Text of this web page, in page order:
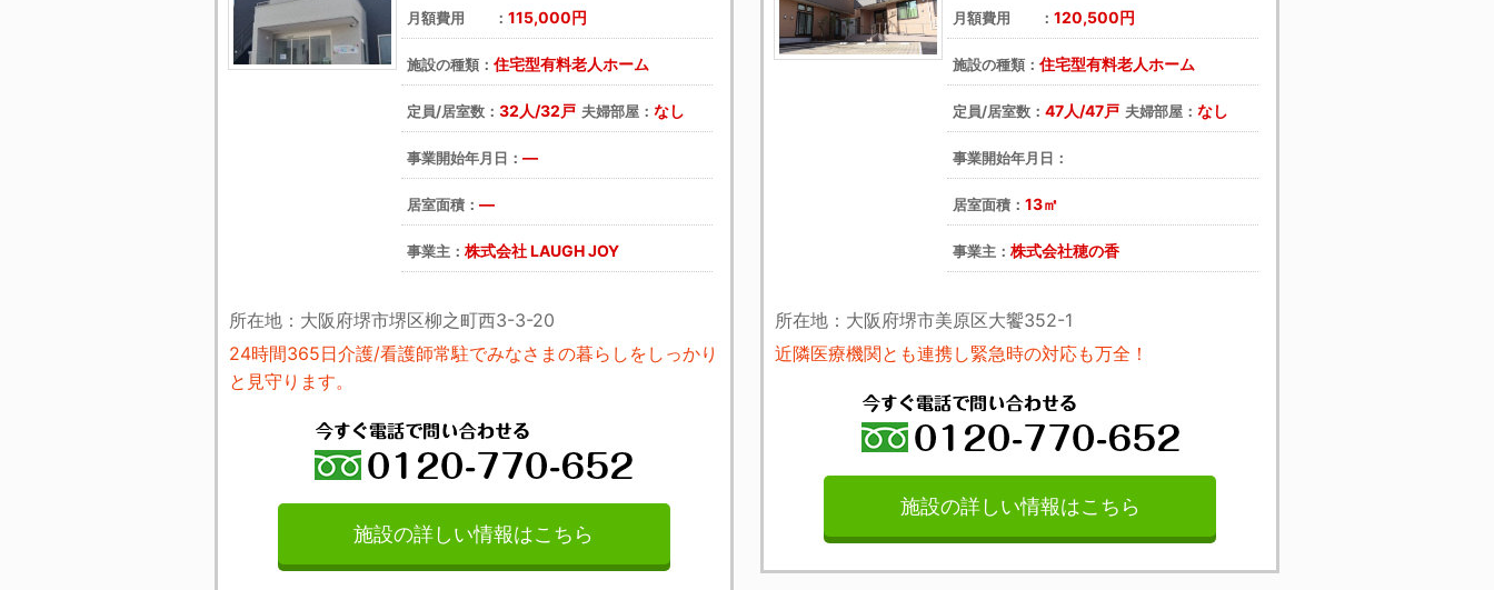
月額費用 ：115,000円
施設の種類：住宅型有料老人ホーム
定員/居室数：32人/32戸 夫婦部屋：なし
事業開始年月日：―
居室面積：―
事業主：株式会社 LAUGH JOY
所在地：大阪府堺市堺区柳之町西3-3-20
24時間365日介護/看護師常駐でみなさまの暮らしをしっかり
と見守ります。
施設の詳しい情報はこちら
月額費用 ：120,500円
施設の種類：住宅型有料老人ホーム
定員/居室数：47人/47戸 夫婦部屋：なし
事業開始年月日：
居室面積：13㎡
事業主：株式会社穂の香
所在地：大阪府堺市美原区大饗352-1
近隣医療機関とも連携し緊急時の対応も万全！
施設の詳しい情報はこちら